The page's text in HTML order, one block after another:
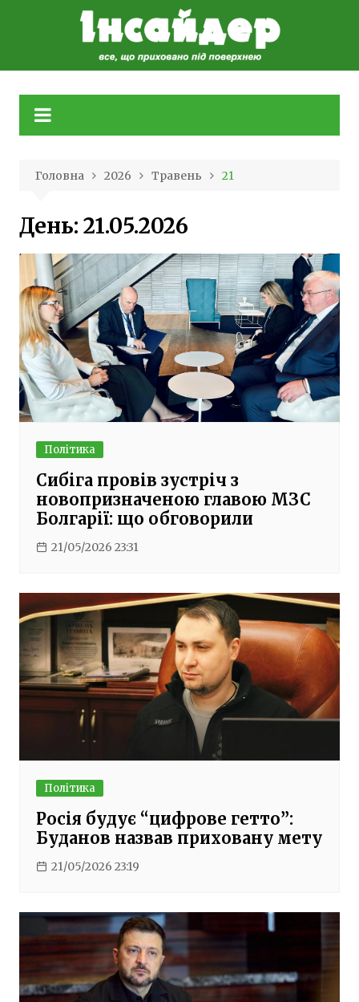
Головна 2026 Травень 21
День: 21.05.2026
Політика
Сибіга провів зустріч з
новопризначеною главою МЗС
Болгарії: що обговорили
21/05/2026 23:31
Політика
Росія будує “цифрове гетто”:
Буданов назвав приховану мету
21/05/2026 23:19